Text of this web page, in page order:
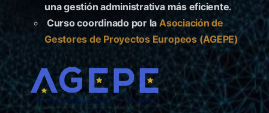
una gestión administrativa más eficiente.
Curso coordinado por la Asociación de
Gestores de Proyectos Europeos (AGEPE)